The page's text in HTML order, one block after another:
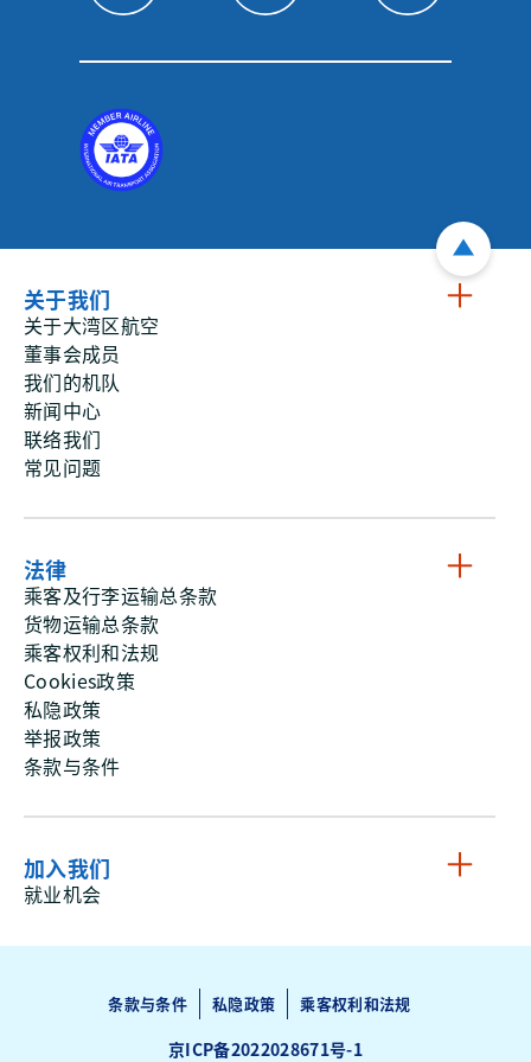
关于我们
关于大湾区航空
董事会成员
我们的机队
新闻中心
联络我们
常见问题
法律
乘客及行李运输总条款
货物运输总条款
乘客权利和法规
Cookies政策
私隐政策
举报政策
条款与条件
加入我们
就业机会
条款与条件 私隐政策 乘客权利和法规
京ICP备2022028671号-1